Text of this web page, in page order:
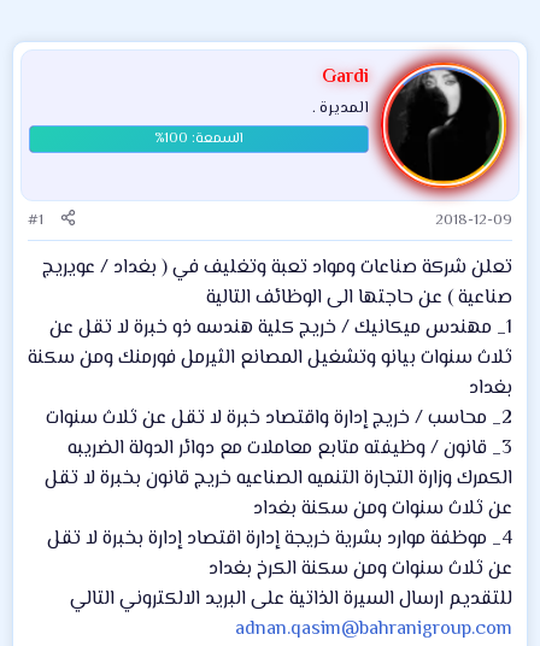
Gardi
المديرة .
2018-12-09
#1
تعلن شركة صناعات ومواد تعبة وتغليف في ( بغداد / عويريج
صناعية ) عن حاجتها الى الوظائف التالية
1_ مهندس ميكانيك / خريج كلية هندسه ذو خبرة لا تقل عن
ثلاث سنوات بيانو وتشغيل المصانع الثيرمل فورمنك ومن سكنة
بغداد
2_ محاسب / خريج إدارة واقتصاد خبرة لا تقل عن ثلاث سنوات
3_ قانون / وظيفته متابع معاملات مع دوائر الدولة الضريبه
الكمرك وزارة التجارة التنميه الصناعيه خريج قانون بخبرة لا تقل
عن ثلاث سنوات ومن سكنة بغداد
4_ موظفة موارد بشرية خريجة إدارة اقتصاد إدارة بخبرة لا تقل
عن ثلاث سنوات ومن سكنة الكرخ بغداد
للتقديم ارسال السيرة الذاتية على البريد الالكتروني التالي
adnan.qasim@bahranigroup.com